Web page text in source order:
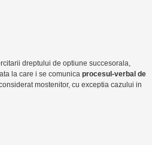
dreptului de optiune succesorala,
la care i se comunica procesul-verbal de
mostenitor, cu exceptia cazului in